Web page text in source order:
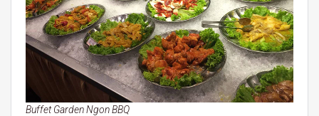
Buffet Garden Ngon BBQ